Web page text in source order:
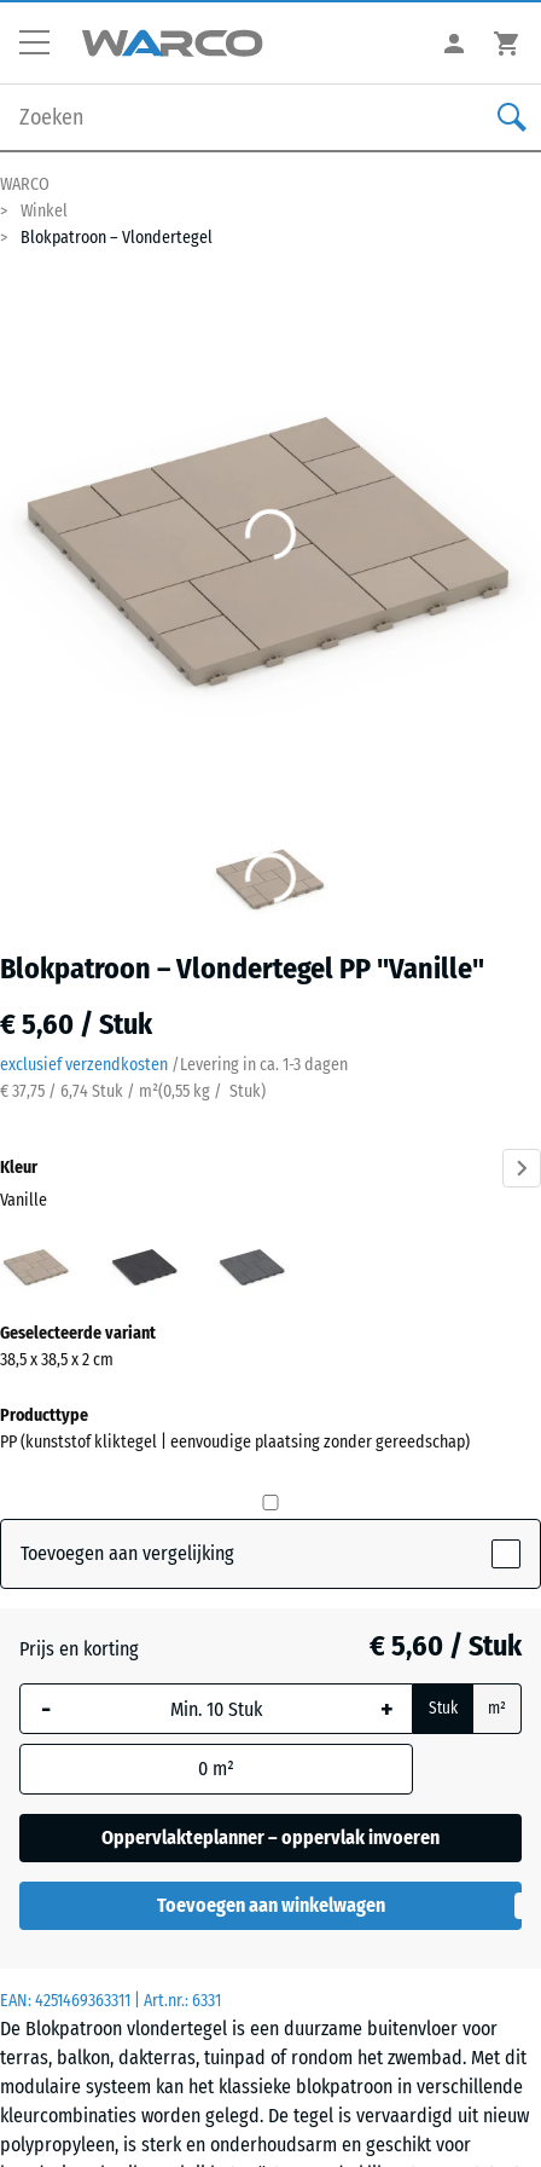
WARCO
Winkel
Blokpatroon – Vlondertegel
Blokpatroon – Vlondertegel PP "Vanille"
€ 5,60 / Stuk
exclusief verzendkosten /Levering in ca. 1-3 dagen
€ 37,75 / 6,74 Stuk / m²(0,55 kg / Stuk)
EAN:4251469363311 | Art.nr.:6331
De Blokpatroon vlondertegel is een duurzame buitenvloer voor
terras, balkon, dakterras, tuinpad of rondom het zwembad. Met dit
modulaire systeem kan het klassieke blokpatroon in verschillende
kleurcombinaties worden gelegd. De tegel is vervaardigd uit nieuw
polypropyleen, is sterk en onderhoudsarm en geschikt voor
Kleur
Vanille
(active)
informatie
over
kleuren?
Vanille(active)
Leisteen
Zilvergrijs
Geselecteerde variant
38,5 x 38,5 x 2 cm
Producttype
PP (kunststof kliktegel | eenvoudige plaatsing zonder gereedschap)
Toevoegen aan vergelijking
Prijs en korting € 5,60 / Stuk
- + Stuk m²
0 m²
Oppervlakteplanner – oppervlak invoeren
Toevoegen aan winkelwagen